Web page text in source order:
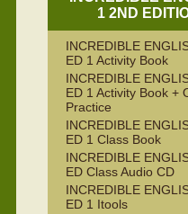
1 2ND
INCREDIBLE
ED 1 Activity Book
INCREDIBLE
ED 1 Activity Book +
Practice
INCREDIBLE
ED 1 Class Book
INCREDIBLE
ED Class Audio CD
INCREDIBLE
ED 1 Itools